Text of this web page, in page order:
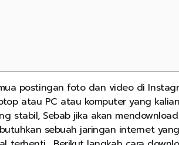
postingan foto dan video di
atau PC atau komputer yang kalian
stabil, Sebab jika akan mendownload
sebuah jaringan internet yang